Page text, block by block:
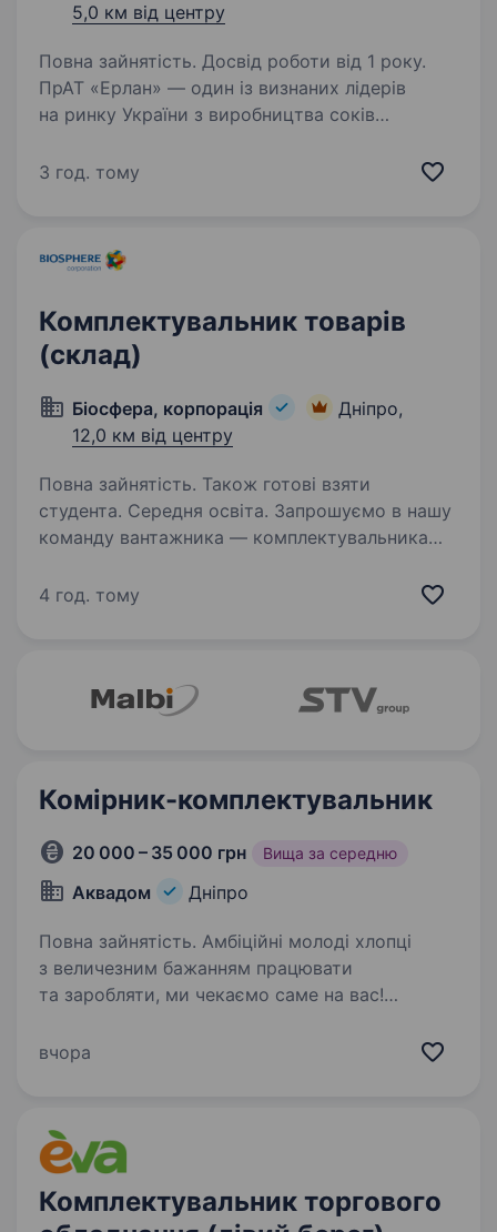
5,0 км від центру
Повна зайнятість. Досвід роботи від 1 року.
ПрАТ «Ерлан» — один із визнаних лідерів
на ринку України з виробництва соків
газованих напоїв ТМ «Biola», ТМ «Бріз»,
3 год. тому
Комплектувальник товарів
(склад)
Біосфера, корпорація
Дніпро,
12,0 км від центру
Повна зайнятість. Також готові взяти
студента. Середня освіта. Запрошуємо в нашу
команду вантажника — комплектувальника
товару в ящиках на складі (ТСД);
4 год. тому
Комірник-комплектувальник
20 000 – 35 000 грн Вища за середню
Аквадом Дніпро
Повна зайнятість. Амбіційні молоді хлопці
з величезним бажанням працювати
та заробляти, ми чекаємо саме на вас!
каналізація, труба, фітинг і т.д), що стрімко
вчора
Комплектувальник торгового